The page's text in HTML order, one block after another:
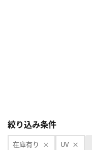
絞り込み条件
在庫有り UV